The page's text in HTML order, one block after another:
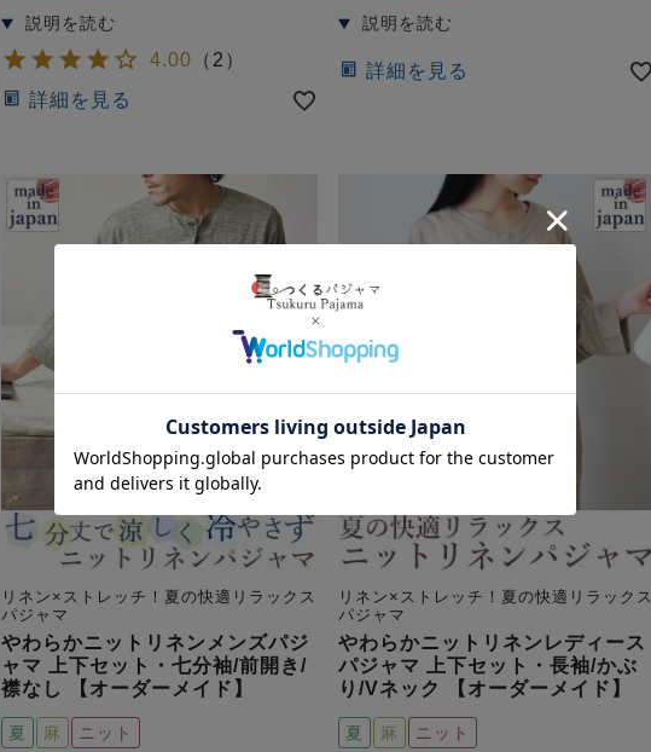
4.00 （ 2 ）
詳細を見る
詳細を見る
リネン×ストレッチ！夏の快適リラックス
パジャマ
やわらかニットリネンメンズパジ
ャマ 上下セット・七分袖/前開き/
襟なし 【オーダーメイド】
夏 麻 ニット
リネン×ストレッチ！夏の快適リラックス
パジャマ
やわらかニットリネンレディース
パジャマ 上下セット・長袖/かぶ
り/Vネック 【オーダーメイド】
夏 麻 ニット